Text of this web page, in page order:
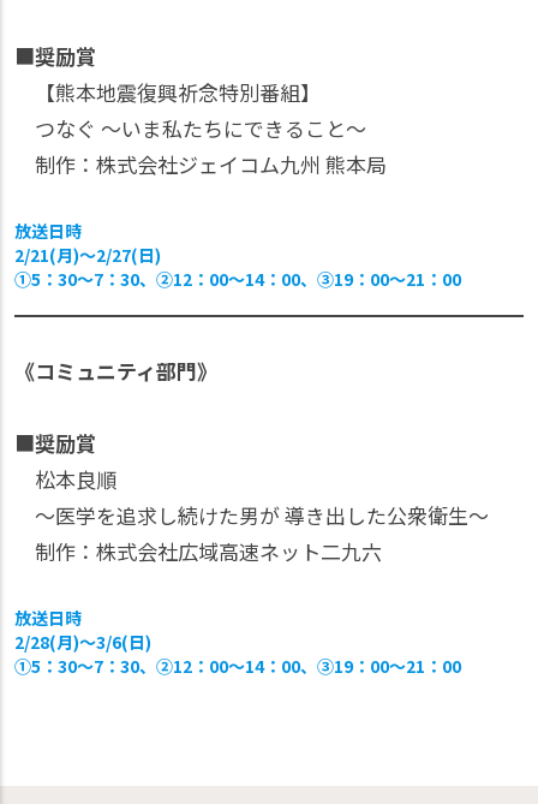
■奨励賞
【熊本地震復興祈念特別番組】
つなぐ 〜いま私たちにできること〜
制作：株式会社ジェイコム九州 熊本局
放送日時
2/21(月)〜2/27(日)
①5：30〜7：30、②12：00〜14：00、③19：00〜21：00
《コミュニティ部門》
■奨励賞
松本良順
〜医学を追求し続けた男が 導き出した公衆衛生〜
制作：株式会社広域高速ネット二九六
放送日時
2/28(月)〜3/6(日)
①5：30〜7：30、②12：00〜14：00、③19：00〜21：00